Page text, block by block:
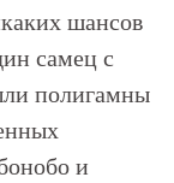
шансов
самец с
полигамны
и